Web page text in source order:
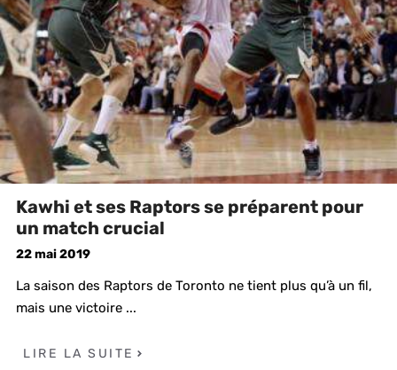
Kawhi et ses Raptors se préparent pour
un match crucial
22 mai 2019
La saison des Raptors de Toronto ne tient plus qu’à un fil,
mais une victoire ...
LIRE LA SUITE